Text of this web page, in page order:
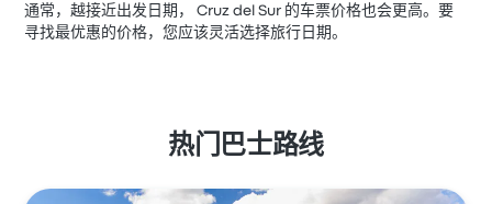
通常，越接近出发日期， Cruz del Sur 的车票价格也会更高。要
寻找最优惠的价格，您应该灵活选择旅行日期。
热门巴士路线